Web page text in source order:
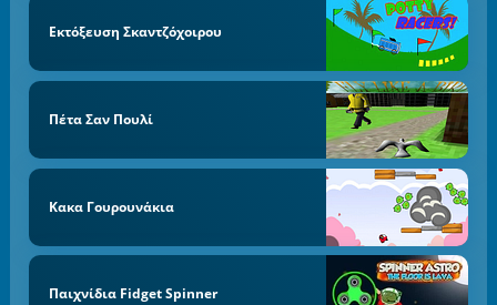
Εκτόξευση Σκαντζόχοιρου
Πέτα Σαν Πουλί
Κακα Γουρουνάκια
Παιχνίδια Fidget Spinner